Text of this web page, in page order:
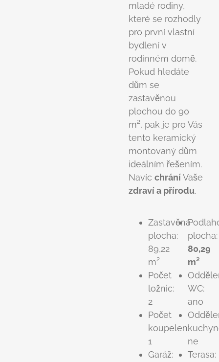
mladé rodiny,
které se rozhodly
pro první vlastní
bydlení v
rodinném domě.
Pokud hledáte
dům se
zastavěnou
plochou do 90
m², pak je pro Vás
tento keramický
montovaný dům
ideálním řešením.
Navíc chráníVaše
zdraví a přírodu.
Zastavěná
plocha:
89,22
m²
Počet
ložnic:
2
Počet
koupelen:
1
Garáž:
plocha:
80,29
m²
WC:
ano
ne
Terasa: